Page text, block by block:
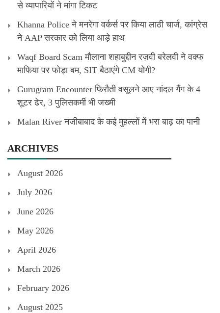
से व्यापारियों ने मांगा टिकट
Khanna Police ने मनरेगा वर्कर्स पर किया लाठी चार्ज, कांग्रेस
ने AAP सरकार को लिया आड़े हाथ
Waqf Board Scam मौलाना शहाबुद्दीन रज़वी बरेलवी ने वक्फ
माफिया पर फोड़ा बम, SIT बैठाएंगे CM योगी?
Gurugram Encounter फिरौती वसूलने आए नांदल गैंग के 4
शूटर ढेर, 3 पुलिसकर्मी भी जख्मी
Malan River नजीबाबाद के कई मुहल्लों में भरा बाढ़ का पानी
ARCHIVES
August 2026
July 2026
June 2026
May 2026
April 2026
March 2026
February 2026
August 2025